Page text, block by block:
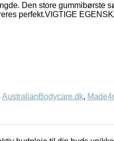
Den store gummibørste
perfekt.VIGTIGE
AustralianBodycare.dk,